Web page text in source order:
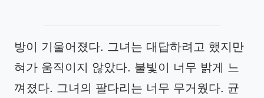
방이 기울어졌다. 그녀는 대답하려고 했지만
혀가 움직이지 않았다. 불빛이 너무 밝게 느
껴졌다. 그녀의 팔다리는 너무 무거웠다. 균